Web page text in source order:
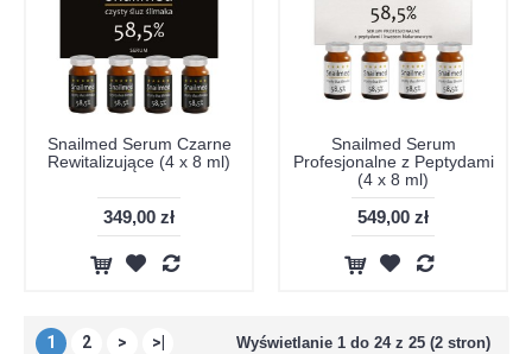
Snailmed Serum Czarne
Rewitalizujące (4 x 8 ml)
349,00 zł
Snailmed Serum
Profesjonalne z Peptydami
(4 x 8 ml)
549,00 zł
1 2 > >| Wyświetlanie 1 do 24 z 25 (2 stron)